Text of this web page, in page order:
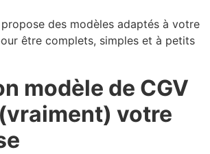
des modèles adaptés à votre
être complets, simples et à petits
modèle de CGV
votre